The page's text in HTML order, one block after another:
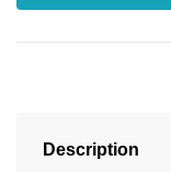
Description